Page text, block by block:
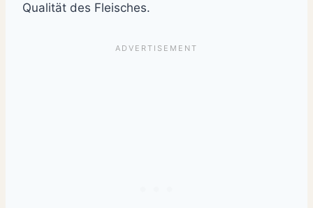
Qualität des Fleisches.